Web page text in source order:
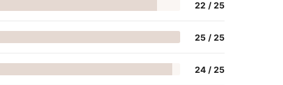
22 / 25
25 / 25
24 / 25